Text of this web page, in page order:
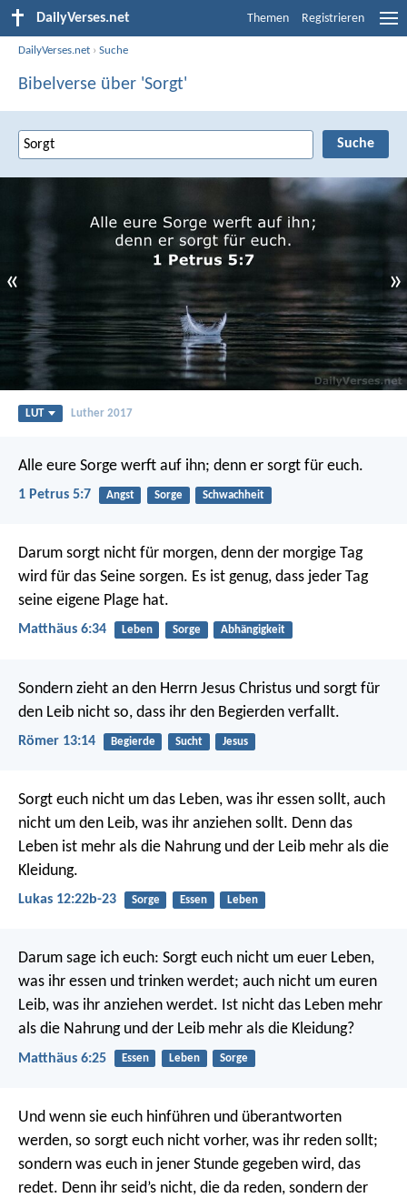
DailyVerses.net Themen Registrieren
DailyVerses.net ›Suche
Bibelverse über 'Sorgt'
« »
LUT Luther 2017
Alle eure Sorge werft auf ihn; denn er sorgt für euch.
1 Petrus 5:7 Angst Sorge Schwachheit
Darum sorgt nicht für morgen, denn der morgige Tag
wird für das Seine sorgen. Es ist genug, dass jeder Tag
seine eigene Plage hat.
Matthäus 6:34 Leben Sorge Abhängigkeit
Sondern zieht an den Herrn Jesus Christus und sorgt für
den Leib nicht so, dass ihr den Begierden verfallt.
Römer 13:14 Begierde Sucht Jesus
Sorgt euch nicht um das Leben, was ihr essen sollt, auch
nicht um den Leib, was ihr anziehen sollt. Denn das
Leben ist mehr als die Nahrung und der Leib mehr als die
Kleidung.
Lukas 12:22b-23 Sorge Essen Leben
Darum sage ich euch: Sorgt euch nicht um euer Leben,
was ihr essen und trinken werdet; auch nicht um euren
Leib, was ihr anziehen werdet. Ist nicht das Leben mehr
als die Nahrung und der Leib mehr als die Kleidung?
Matthäus 6:25 Essen Leben Sorge
Und wenn sie euch hinführen und überantworten
werden, so sorgt euch nicht vorher, was ihr reden sollt;
sondern was euch in jener Stunde gegeben wird, das
redet. Denn ihr seid’s nicht, die da reden, sondern der